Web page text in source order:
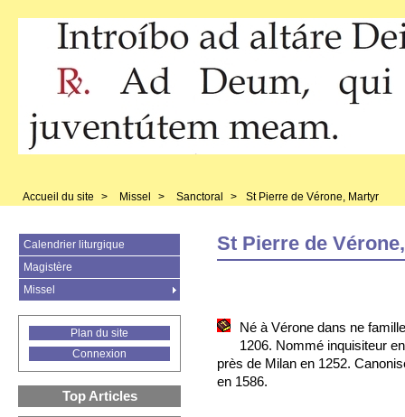
Accueil du site > Missel > Sanctoral > St Pierre de Vérone, Martyr
St Pierre de
Né à Vérone dans ne
1206. Nommé inquisiteur
près de Milan en 1252.
en 1586.
Calendrier liturgique
Magistère
Missel
Plan du site
Connexion
Top Articles